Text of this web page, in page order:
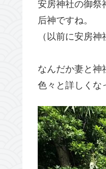
安房神社の御祭
后神ですね。
（以前に安房
なんだか妻と神
色々と詳しく